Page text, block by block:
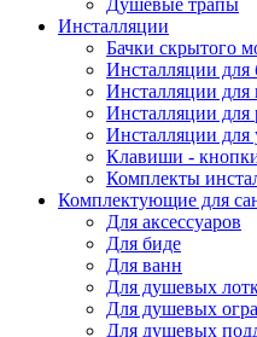
Душевые трапы
Инсталляции
Бачки скрытого
Инсталляции для
Инсталляции для
Инсталляции для
Инсталляции для
Клавиши -
Комплекты
Комплектующие для
Для аксессуаров
Для биде
Для ванн
Для душевых
Для душевых
Для душевых